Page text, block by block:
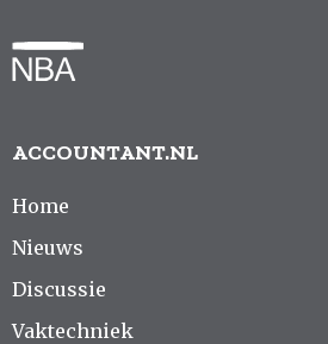
ACCOUNTANT.NL
Home
Nieuws
Discussie
Vaktechniek